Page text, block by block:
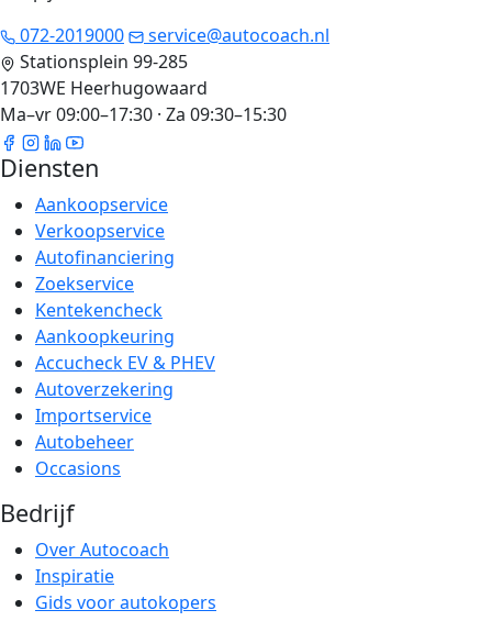
072-2019000
service@autocoach.nl
Stationsplein 99-285
1703WE Heerhugowaard
Ma–vr 09:00–17:30 · Za 09:30–15:30
Diensten
Aankoopservice
Verkoopservice
Autofinanciering
Zoekservice
Kentekencheck
Aankoopkeuring
Accucheck EV & PHEV
Autoverzekering
Importservice
Autobeheer
Occasions
Bedrijf
Over Autocoach
Inspiratie
Gids voor autokopers